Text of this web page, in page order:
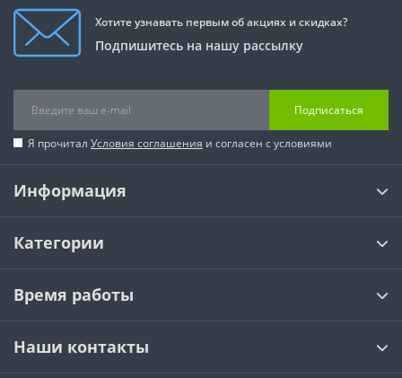
Хотите узнавать первым об акциях и скидках?
Подпишитесь на нашу рассылку
Подписаться
Я прочитал Условия соглашения и согласен с условиями
Информация
Категории
Время работы
Наши контакты